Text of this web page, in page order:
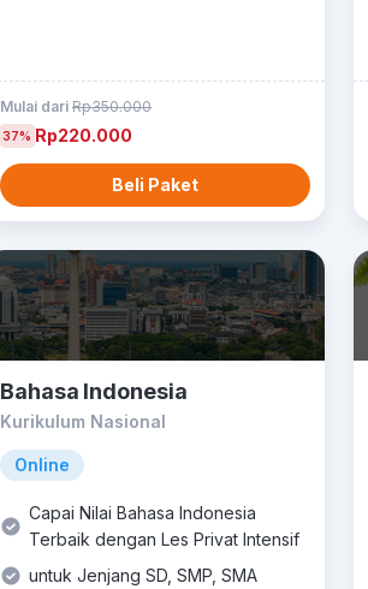
Mulai dari Rp350.000
37% Rp220.000
Beli Paket
Bahasa Indonesia
Kurikulum Nasional
Online
Capai Nilai Bahasa Indonesia
Terbaik dengan Les Privat Intensif
untuk Jenjang SD, SMP, SMA